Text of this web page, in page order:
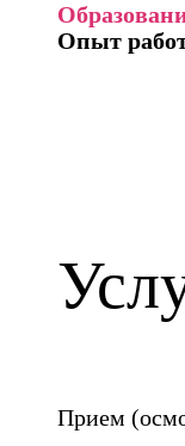
Опыт
Прием